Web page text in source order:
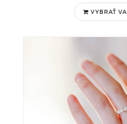
VYBRAŤ